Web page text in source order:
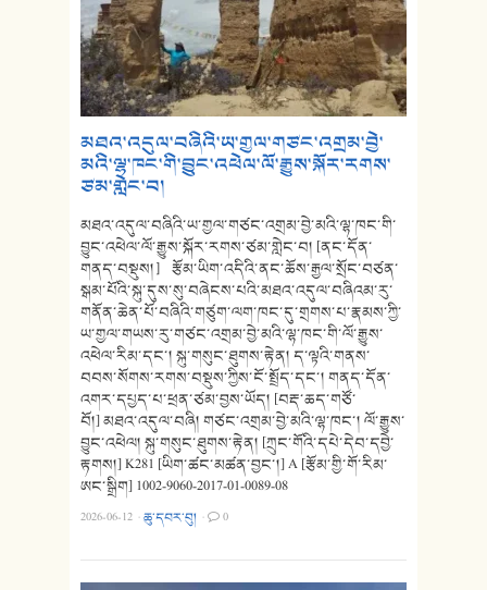
མཐའ་འདུལ་བཞིའི་ཡ་གྱལ་གཙང་འགྲམ་བྱེ་
མའི་ལྷ་ཁང་གི་བྱུང་འཕེལ་ལོ་རྒྱུས་སྐོར་རགས་
ཙམ་གླེང་བ།
མཐའ་འདུལ་བཞིའི་ཡ་གྱལ་གཙང་འགྲམ་བྱེ་མའི་ལྷ་ཁང་གི་
བྱུང་འཕེལ་ལོ་རྒྱུས་སྐོར་རགས་ཙམ་གླེང་བ། [ནང་དོན་
གནད་བསྡུས།］ རྩོམ་ཡིག་འདིའི་ནང་ཆོས་རྒྱལ་སྲོང་བཙན་
སྒམ་པོའི་སྐུ་དུས་སུ་བཞེངས་པའི་མཐའ་འདུལ་བཞིའམ་རུ་
གནོན་ཆེན་པོ་བཞིའི་གཙུག་ལག་ཁང་དུ་གྲགས་པ་རྣམས་ཀྱི་
ཡ་གྱལ་གཡས་རུ་གཙང་འགྲམ་བྱེ་མའི་ལྷ་ཁང་གི་ལོ་རྒྱུས་
འཕེལ་རིམ་དང་། སྐུ་གསུང་ཐུགས་རྟེན། ད་ལྟའི་གནས་
བབས་སོགས་རགས་བསྡུས་ཀྱིས་ངོ་སྤྲོད་དང་། གནད་དོན་
འགར་དཔྱད་པ་ཕྲན་ཙམ་བྱས་ཡོད། [བརྡ་ཆད་གཙོ་
བོ།] མཐའ་འདུལ་བཞི། གཙང་འགྲམ་བྱེ་མའི་ལྷ་ཁང་། ལོ་རྒྱུས་
བྱུང་འཕེལ། སྐུ་གསུང་ཐུགས་རྟེན། [ཀྲུང་གོའི་དཔེ་དེབ་དབྱེ་
རྟགས།] K281 [ཡིག་ཚང་མཚན་བྱང་།] A [རྩོམ་གྱི་གོ་རིམ་
ཨང་སྒྲིག] 1002-9060-2017-01-0089-08
2026-06-12 ·ཆུ་དབར་བུ། · 0